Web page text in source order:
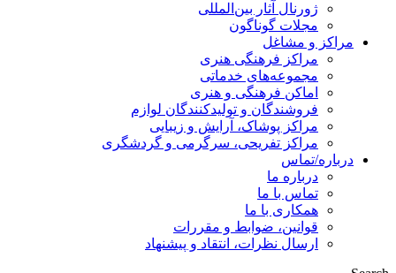
ژورنال آثار بین‌المللی
مجلات گوناگون
و مشاغل
مراکز فرهنگی هنری
مجموعه‌های خدماتی
اماکن فرهنگی و هنری
فروشندگان و تولیدکنندگان لوازم
مراکز پوشاک، آرایش و زیبایی
مراکز تفریحی، سرگرمی و گردشگری
تماس
درباره ما
تماس با ما
همکاری با ما
قوانین، ضوابط و مقررات
ارسال نظرات، انتقاد و پیشنهاد